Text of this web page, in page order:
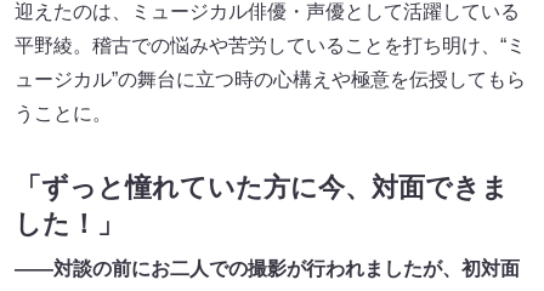
迎えたのは、ミュージカル俳優・声優として活躍している
平野綾。稽古での悩みや苦労していることを打ち明け、“ミ
ュージカル”の舞台に立つ時の心構えや極意を伝授してもら
うことに。
「ずっと憧れていた方に今、対面できま
した！」
――対談の前にお二人での撮影が行われましたが、初対面